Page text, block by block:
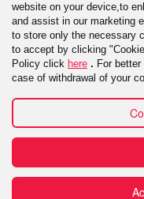
Πράξη για τις
Reporting a
website on your device,to
and assist in our marketing
to store only the necessary
to accept by clicking
Policy click here . For
case of withdrawal of your